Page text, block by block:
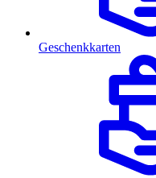
Geschenkkarten